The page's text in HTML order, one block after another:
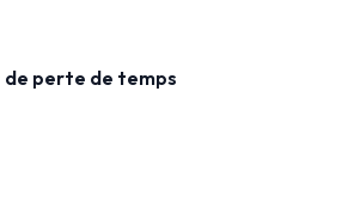
de perte de temps